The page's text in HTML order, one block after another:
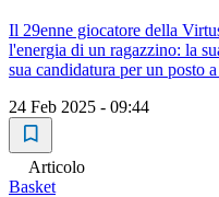
Il 29enne giocatore della
l'energia di un ragazzino: la
sua candidatura per un posto
24 Feb 2025 - 09:44
Articolo
Basket